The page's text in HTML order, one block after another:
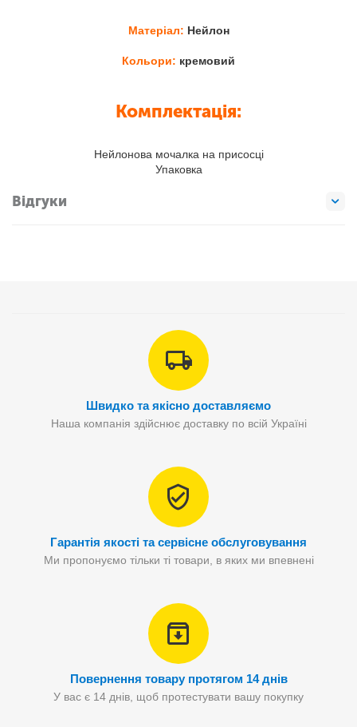
Матеріал: Нейлон
Кольори: кремовий
Комплектація:
Нейлонова мочалка на присосці
Упаковка
Відгуки
Швидко та якісно доставляємо
Наша компанія здійснює доставку по всій Україні
Гарантія якості та сервісне обслуговування
Ми пропонуємо тільки ті товари, в яких ми впевнені
Повернення товару протягом 14 днів
У вас є 14 днів, щоб протестувати вашу покупку